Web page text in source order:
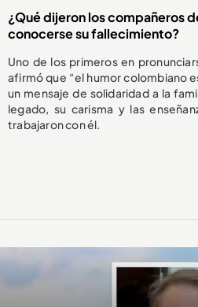
¿Qué dijeron los compañeros
conocerse su fallecimiento?
Uno de los primeros en
afirmó que “el humor colombiano
un mensaje de solidaridad a la
legado, su carisma y las
trabajaron con él.